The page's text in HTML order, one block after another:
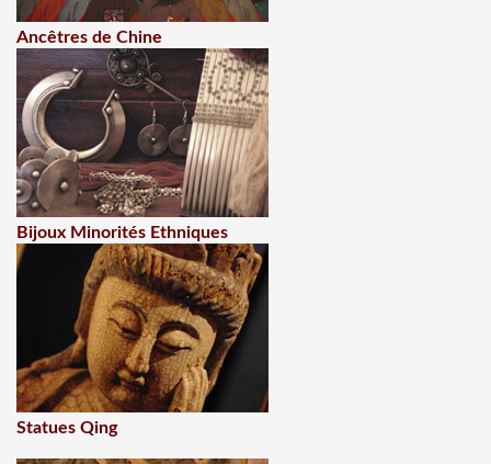
Ancêtres de Chine
Bijoux Minorités Ethniques
Statues Qing